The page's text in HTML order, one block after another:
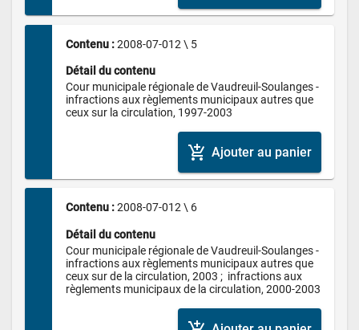
Contenu : 2008-07-012 \ 5
Détail du contenu
Cour municipale régionale de Vaudreuil-Soulanges -
infractions aux règlements municipaux autres que
ceux sur la circulation, 1997-2003
add_shopping_cart Ajouter au panier
Contenu : 2008-07-012 \ 6
Détail du contenu
Cour municipale régionale de Vaudreuil-Soulanges -
infractions aux règlements municipaux autres que
ceux sur de la circulation, 2003 ;  infractions aux
règlements municipaux de la circulation, 2000-2003